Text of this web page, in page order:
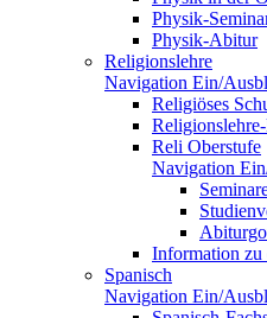
Physik-
Physik-Abitur
Religionslehre
Navigation Ein/
Religiöses
Reli Oberstufe
Navigation
Information zu
Spanisch
Navigation Ein/